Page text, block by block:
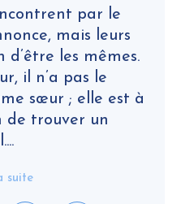
par le
mais leurs
les mêmes.
il n’a pas le
sœur ; elle est à
de trouver un
suite